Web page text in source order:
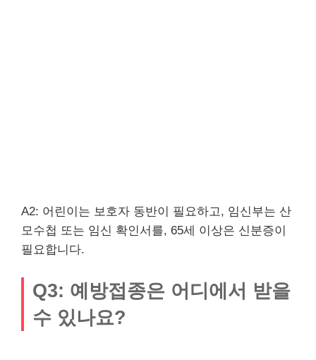
A2: 어린이는 보호자 동반이 필요하고, 임신부는 산
모수첩 또는 임신 확인서를, 65세 이상은 신분증이
필요합니다.
Q3: 예방접종은 어디에서 받을
수 있나요?